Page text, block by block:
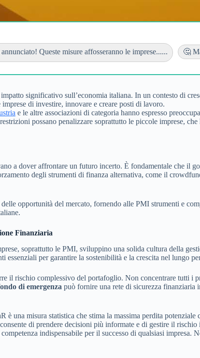
Queste misure affosseranno le imprese...... 🤔
significativo sull’economia italiana. In un contesto di
di investire, innovare e creare posti di lavoro.
e le altre associazioni di categoria hanno espresso
possano penalizzare soprattutto le piccole imprese,
a dover affrontare un futuro incerto. È fondamentale che il
degli strumenti di finanza alternativa, come il
opportunità del mercato, fornendo alle PMI strumenti e
Finanziaria
soprattutto le PMI, sviluppino una solida cultura della
per garantire la sostenibilità e la crescita nel lungo
il rischio complessivo del portafoglio. Non concentrare tutti i
di emergenza può fornire una rete di sicurezza
è una misura statistica che stima la massima perdita
di prendere decisioni più informate e di gestire il
indispensabile per il successo di qualsiasi impresa.